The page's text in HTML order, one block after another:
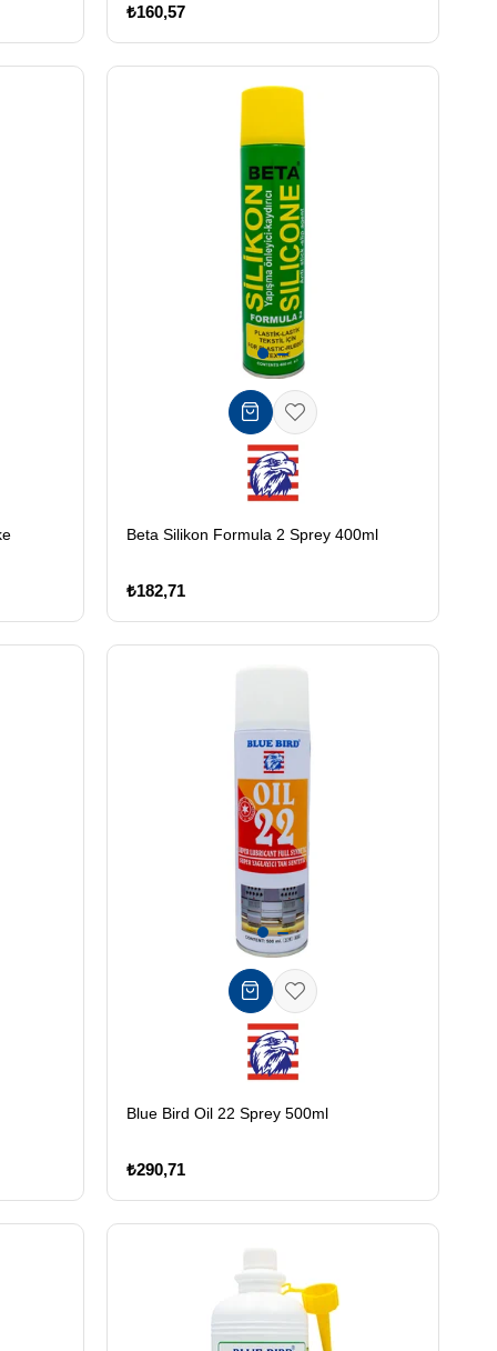
₺160,57
Beta Silikon Formula 2 Sprey 400ml
₺182,71
Blue Bird Oil 22 Sprey 500ml
₺290,71